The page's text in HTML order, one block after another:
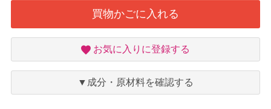
買物かごに入れる
お
入
り
お気に入りに登録する
▼成分・原材料を確認する